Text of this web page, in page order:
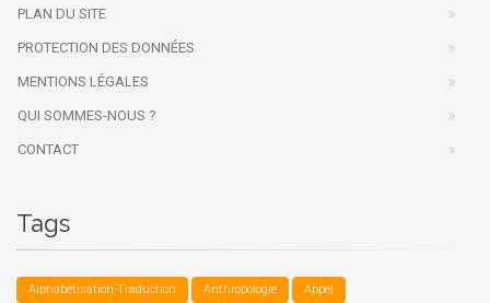
PLAN DU SITE
PROTECTION DES DONNÉES
MENTIONS LÉGALES
QUI SOMMES-NOUS ?
CONTACT
Tags
Alphabétisation-Traduction Anthropologie Appel